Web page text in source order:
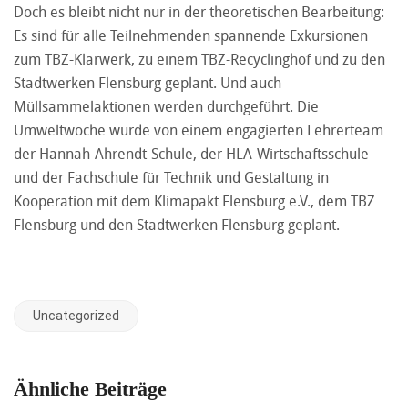
Doch es bleibt nicht nur in der theoretischen Bearbeitung:
Es sind für alle Teilnehmenden spannende Exkursionen
zum TBZ-Klärwerk, zu einem TBZ-Recyclinghof und zu den
Stadtwerken Flensburg geplant. Und auch
Müllsammelaktionen werden durchgeführt. Die
Umweltwoche wurde von einem engagierten Lehrerteam
der Hannah-Ahrendt-Schule, der HLA-Wirtschaftsschule
und der Fachschule für Technik und Gestaltung in
Kooperation mit dem Klimapakt Flensburg e.V., dem TBZ
Flensburg und den Stadtwerken Flensburg geplant.
Uncategorized
Ähnliche Beiträge